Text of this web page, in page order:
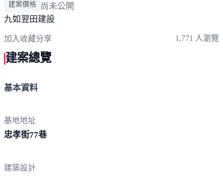
建案價格
尚未公開
九如 翌田建設
加入收藏分享 1,771 人瀏覽
建案總覽
基本資料
基地地址
忠孝街77巷
建築設計